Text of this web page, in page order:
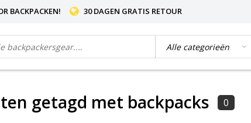
BACKPACKEN! 30 DAGEN GRATIS RETOUR
getagd met backpacks 0